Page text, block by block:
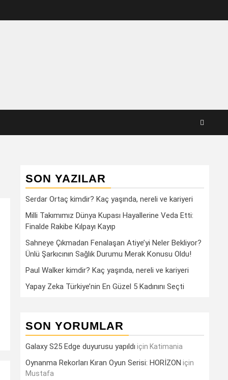
SON YAZILAR
Serdar Ortaç kimdir? Kaç yaşında, nereli ve kariyeri
Milli Takımımız Dünya Kupası Hayallerine Veda Etti:
Finalde Rakibe Kılpayı Kayıp
Sahneye Çıkmadan Fenalaşan Atiye’yi Neler Bekliyor?
Ünlü Şarkıcının Sağlık Durumu Merak Konusu Oldu!
Paul Walker kimdir? Kaç yaşında, nereli ve kariyeri
Yapay Zeka Türkiye’nin En Güzel 5 Kadınını Seçti
SON YORUMLAR
Galaxy S25 Edge duyurusu yapıldı için Katimania
Oynanma Rekorları Kıran Oyun Serisi: HORİZON için
Mustafa